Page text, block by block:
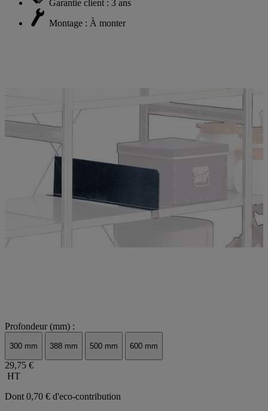
Garantie client : 3 ans
Montage : À monter
Profondeur (mm) :
300 mm 388 mm 500 mm 600 mm
29,75 €
HT
Dont 0,70 € d'eco-contribution